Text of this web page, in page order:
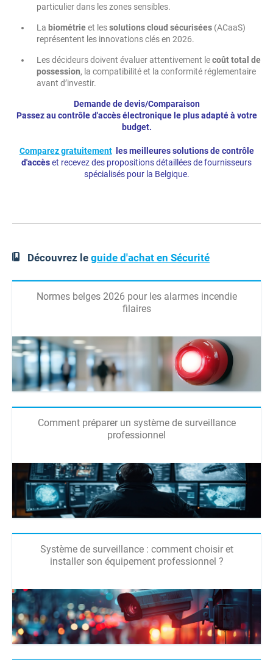
particulier dans les zones sensibles.
La biométrieet lessolutions cloud sécurisées (ACaaS)
représentent les innovations clés en 2026.
Les décideurs doivent évaluer attentivement lecoût total de
possession, la compatibilité et la conformité réglementaire
avant d’investir.
Demande de devis/Comparaison
Passez au contrôle d'accès électronique le plus adapté à votre
budget.
Comparez gratuitementles meilleures solutions de contrôle
d'accèset recevez des propositions détaillées de fournisseurs
spécialisés pour la Belgique.
Découvrez leguide d'achat en Sécurité
Normes belges 2026 pour les alarmes incendie
filaires
Comment préparer un système de surveillance
professionnel
Système de surveillance : comment choisir et
installer son équipement professionnel ?